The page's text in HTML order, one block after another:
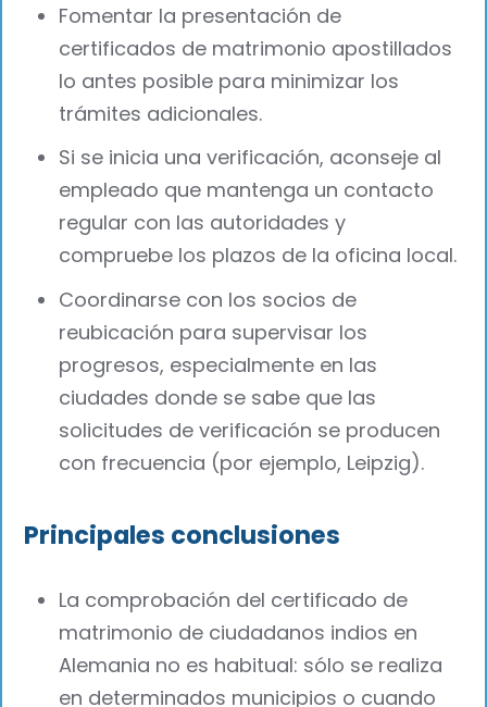
Fomentar la presentación de
certificados de matrimonio apostillados
lo antes posible para minimizar los
trámites adicionales.
Si se inicia una verificación, aconseje al
empleado que mantenga un contacto
regular con las autoridades y
compruebe los plazos de la oficina local.
Coordinarse con los socios de
reubicación para supervisar los
progresos, especialmente en las
ciudades donde se sabe que las
solicitudes de verificación se producen
con frecuencia (por ejemplo, Leipzig).
Principales conclusiones
La comprobación del certificado de
matrimonio de ciudadanos indios en
Alemania no es habitual: sólo se realiza
en determinados municipios o cuando